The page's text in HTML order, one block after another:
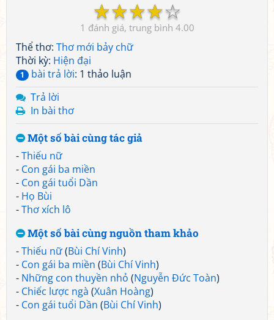
☆
☆
☆
☆
☆
1 4.00
Thể thơ: Thơ mới bảy chữ
Thời kỳ: Hiện đại
1 bài trả lời: 1 thảo luận
Trả lời
In bài thơ
Một số bài cùng tác giả
-Thiếu nữ
- Con gái ba miền
- Con gái tuổi Dần
- Họ Bùi
-Thơ xích lô
Một số bài cùng nguồn tham khảo
-Thiếu nữ(Bùi Chí Vinh)
- Con gái ba miền (Bùi Chí Vinh)
- Những con thuyền nhỏ (Nguyễn Đức Toàn)
- Chiếc lược ngà (Xuân Hoàng)
- Con gái tuổi Dần (Bùi Chí Vinh)